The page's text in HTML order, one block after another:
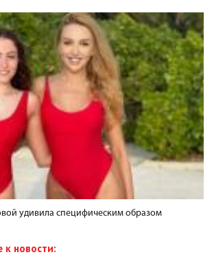
удивила специфическим образом
новости: